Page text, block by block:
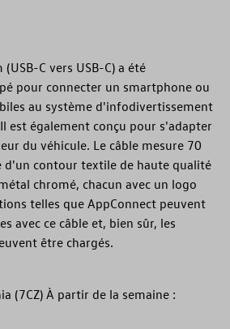
C vers USB-C) a été
pour connecter un smartphone ou
au système d'infodivertissement
est également conçu pour s'adapter
du véhicule. Le câble mesure 70
d'un contour textile de haute qualité
chromé, chacun avec un logo
telles que AppConnect peuvent
avec ce câble et, bien sûr, les
être chargés.
(7CZ) À partir de la semaine :